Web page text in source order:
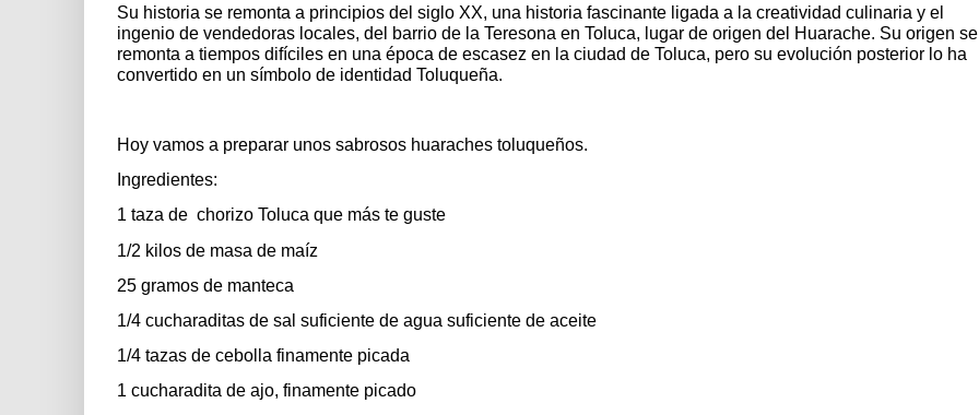
Su historia se remonta a principios del siglo XX, una historia fascinante ligada a la creatividad culinaria y el
ingenio de vendedoras locales, del barrio de la Teresona en Toluca, lugar de origen del Huarache. Su origen se
remonta a tiempos difíciles en una época de escasez en la ciudad de Toluca, pero su evolución posterior lo ha
convertido en un símbolo de identidad Toluqueña.
Hoy vamos a preparar unos sabrosos huaraches toluqueños.
Ingredientes:
1 taza de chorizo Toluca que más te guste
1/2 kilos de masa de maíz
25 gramos de manteca
1/4 cucharaditas de sal suficiente de agua suficiente de aceite
1/4 tazas de cebolla finamente picada
1 cucharadita de ajo, finamente picado